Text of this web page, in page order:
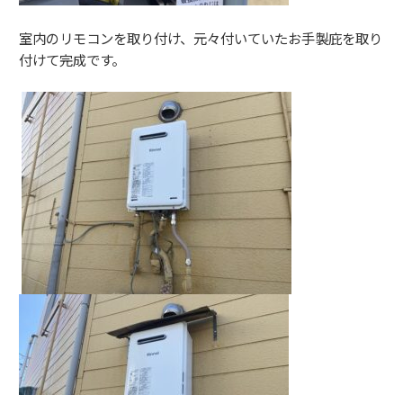
室内のリモコンを取り付け、元々付いていたお手製庇を取り
付けて完成です。